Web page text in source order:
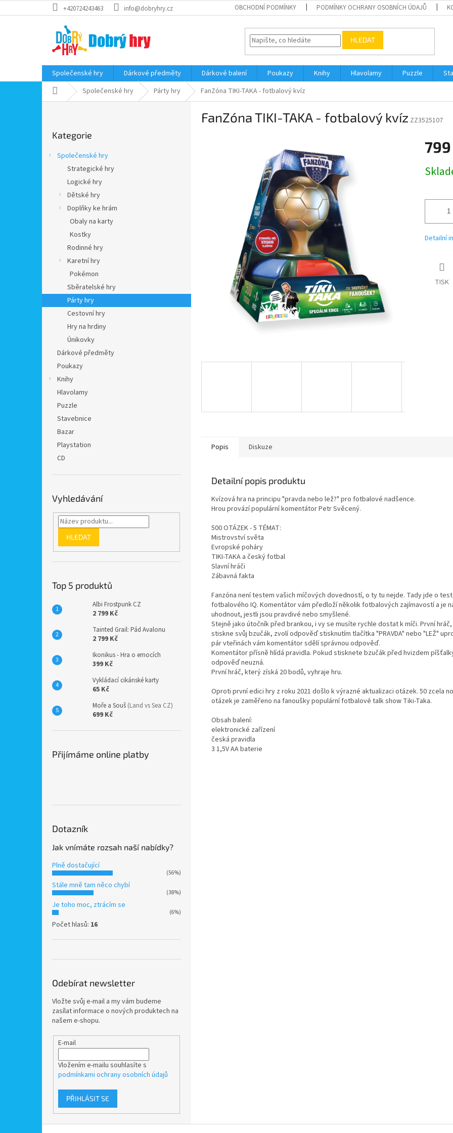
na
+420724243463 info@dobryhry.cz OBCHODNÍ PODMÍNKY PODMÍNKY OCHRANY OSOBNÍCH ÚDAJŮ
HLEDAT
Společenské hry Dárkové předměty Dárkové balení Poukazy Knihy Hlavolamy Puzzle
Domů Společenské hry Párty hry FanZóna TIKI-TAKA - fotbalový kvíz
kategorie
Kategorie
Společenské hry
Strategické hry
Logické hry
Dětské hry
Doplňky ke hrám
Obaly na karty
Kostky
Rodinné hry
Karetní hry
Pokémon
Sběratelské hry
Párty hry
Cestovní hry
Hry na hrdiny
Únikovky
Dárkové předměty
Poukazy
Knihy
Hlavolamy
Puzzle
Stavebnice
Bazar
Playstation
CD
Vyhledávání
HLEDAT
Top 5 produktů
Albi Frostpunk CZ
2 799 Kč
Tainted Grail: Pád Avalonu
2 799 Kč
Ikonikus - Hra o emocích
399 Kč
Vykládací cikánské karty
65 Kč
Moře a Souš (Land vs Sea CZ)
699 Kč
Přijímáme online platby
Dotazník
Jak vnímáte rozsah naší nabídky?
Plně dostačující
(56%)
Stále mně tam něco chybí
(38%)
Je toho moc, ztrácím se
(6%)
Počet hlasů: 16
Odebírat newsletter
Vložte svůj e-mail a my vám budeme
zasílat informace o nových produktech na
našem e-shopu.
E-mail
Vložením e-mailu souhlasíte s
podmínkami ochrany osobních údajů
PŘIHLÁSIT SE
FanZóna TIKI-TAKA - fotbalový kvíz ZZ3525107
799
cena:
Detailní
TISK
Popis Diskuze
Detailní popis produktu
Kvízová hra na principu "pravda nebo lež?" pro fotbalové nadšence.
Hrou provází populární komentátor Petr Svěcený.
500 OTÁZEK - 5 TÉMAT:
Mistrovství světa
Evropské poháry
TIKI-TAKA a český fotbal
Slavní hráči
Zábavná fakta
Fanzóna není testem vašich míčových dovedností, o ty tu nejde. Tady jde o
fotbalového IQ. Komentátor vám předloží několik fotbalových zajímavostí a je
uhodnout, jestli jsou pravdivé nebo smyšlené.
Stejně jako útočník před brankou, i vy se musíte rychle dostat k míči. První
stiskne svůj bzučák, zvolí odpověď stisknutím tlačítka "PRAVDA" nebo "LEŽ"
pár vteřinách vám komentátor sdělí správnou odpověď.
Komentátor přísně hlídá pravidla. Pokud stisknete bzučák před hvizdem
odpověď neuzná.
První hráč, který získá 20 bodů, vyhraje hru.
Oproti první edici hry z roku 2021 došlo k výrazné aktualizaci otázek. 50 zcela
otázek je zaměřeno na fanoušky populární fotbalové talk show Tiki-Taka.
Obsah balení:
elektronické zařízení
česká pravidla
3 1,5V AA baterie